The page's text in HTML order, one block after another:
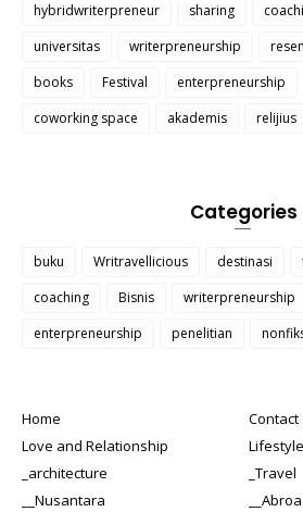
hybridwriterpreneur
sharing
universitas
writerpreneurship
books
Festival enterpreneurship
coworking space
akademis relijius
Categories
buku Writravellicious destinasi
coaching
Bisnis writerpreneurship
enterpreneurship
penelitian
Home
Contact
Love and Relationship
Lifestyle
_architecture
_Travel
__Nusantara